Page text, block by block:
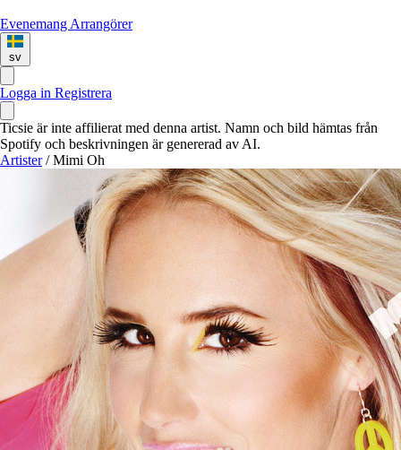
Evenemang Arrangörer
sv
Logga in Registrera
Ticsie är inte affilierat med denna artist. Namn och bild hämtas från
Spotify och beskrivningen är genererad av AI.
Artister / Mimi Oh